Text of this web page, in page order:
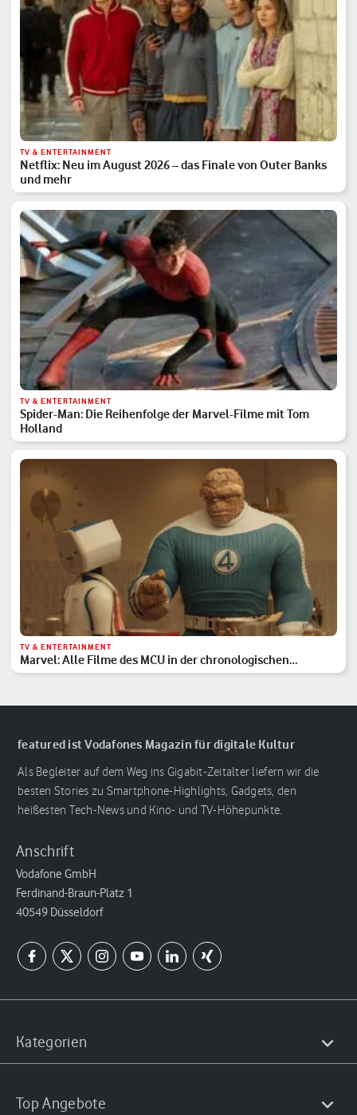
TV & ENTERTAINMENT
Netflix: Neu im August 2026 – das Finale von Outer Banks
und mehr
TV & ENTERTAINMENT
Spider-Man: Die Reihenfolge der Marvel-Filme mit Tom
Holland
TV & ENTERTAINMENT
Marvel: Alle Filme des MCU in der chronologischen
Reihenfolge
featured ist Vodafones Magazin für digitale Kultur
Als Begleiter auf dem Weg ins Gigabit-Zeitalter liefern wir die
besten Stories zu Smartphone-Highlights, Gadgets, den
heißesten Tech-News und Kino- und TV-Höhepunkte.
Anschrift
Vodafone GmbH
Ferdinand-Braun-Platz 1
40549 Düsseldorf
Kategorien
Top Angebote